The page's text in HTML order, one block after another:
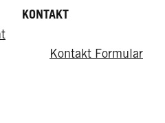
KONTAKT
Kontakt Formular